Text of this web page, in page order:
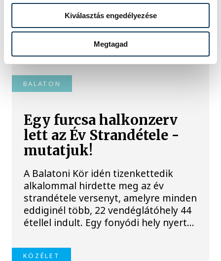
Kiválasztás engedélyezése
Megtagad
Baka Andrást, a Legfelsőbb Bíróság
korábbi elnökét jelöli köztársasági
elnöknek a Tisza párt parlamenti
BALATON
Egy furcsa halkonzerv
lett az Év Strandétele -
mutatjuk!
A Balatoni Kör idén tizenkettedik
alkalommal hirdette meg az év
strandétele versenyt, amelyre minden
eddiginél több, 22 vendéglátóhely 44
étellel indult. Egy fonyódi hely nyert...
KÖZÉLET